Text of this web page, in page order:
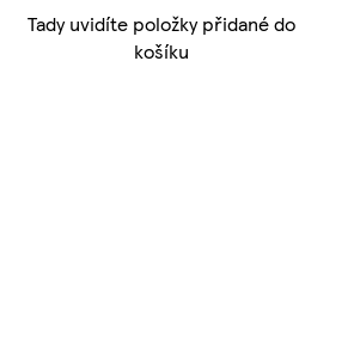
Tady uvidíte položky přidané do
košíku